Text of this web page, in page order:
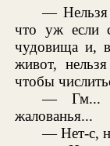
— Нельзя
что уж если
чудовища и,
живот,
чтобы
— Гм...
жалованья...
— Нет-с,